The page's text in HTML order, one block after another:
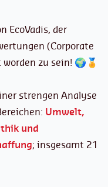
EcoVadis, der
(Corporate
zu sein! 🌍🏅
strengen Analyse
Umwelt,
und
; insgesamt 21